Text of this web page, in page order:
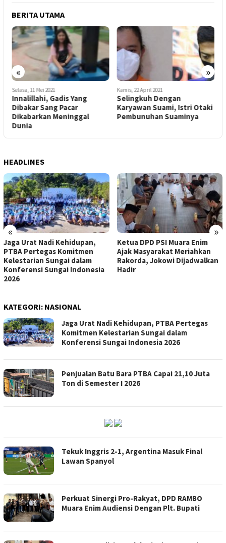
BERITA UTAMA
« »
Kamis, 22 April 2021
Selingkuh Dengan
Karyawan Suami, Istri Otaki
Pembunuhan Suaminya
Rabu, 28 April 2021
KPK Geledah Gedung DPR
HEADLINES
« »
Ketua DPD PSI Muara Enim
Ajak Masyarakat Meriahkan
Rakorda, Jokowi Dijadwalkan
Hadir
Hantarkan Tim Raih Juara
Umum Diajang Perisai Diri
Cup, Sularno : Minta
Dukungan Moril dan Materiil
KATEGORI: NASIONAL
Jaga Urat Nadi Kehidupan, PTBA Pertegas
Komitmen Kelestarian Sungai dalam
Konferensi Sungai Indonesia 2026
Penjualan Batu Bara PTBA Capai 21,10 Juta
Ton di Semester I 2026
Tekuk Inggris 2-1, Argentina Masuk Final
Lawan Spanyol
Perkuat Sinergi Pro-Rakyat, DPD RAMBO
Muara Enim Audiensi Dengan Plt. Bupati